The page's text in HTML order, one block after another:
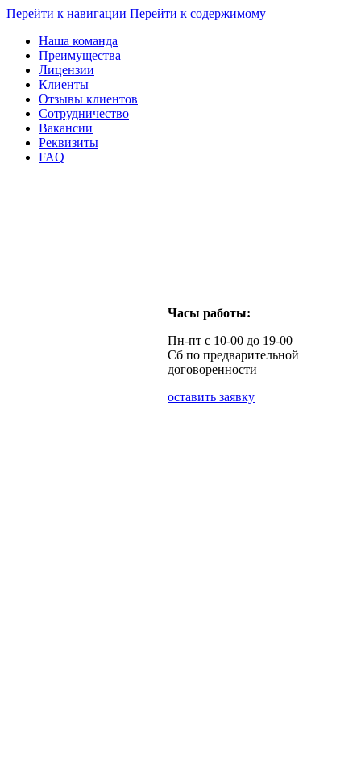
Перейти к навигации Перейти к содержимому
Наша команда
Преимущества
Лицензии
Клиенты
Отзывы клиентов
Сотрудничество
Вакансии
Реквизиты
FAQ
Часы работы:
Пн-пт с 10-00 до 19-00
Сб по предварительной
договоренности
оставить заявку